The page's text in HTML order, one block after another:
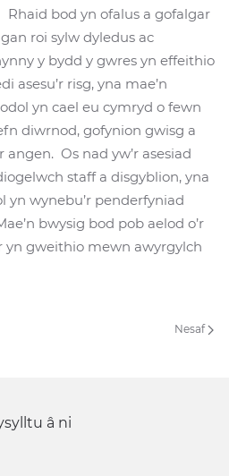
bod yn ofalus a gofalgar
roi sylw dyledus ac
y bydd y gwres yn effeithio
risg, yna mae’n
yn cael eu cymryd o fewn
diwrnod, gofynion gwisg a
Os nad yw’r asesiad
staff a disgyblion, yna
yn wynebu’r penderfyniad
bwysig bod pob aelod o’r
gweithio mewn awyrgylch
Nesaf
â ni